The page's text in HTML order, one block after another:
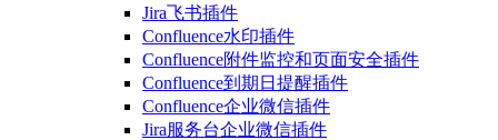
Jira飞书插件
Confluence水印插件
Confluence附件监控和页面安全插件
Confluence到期日提醒插件
Confluence企业微信插件
Jira服务台企业微信插件